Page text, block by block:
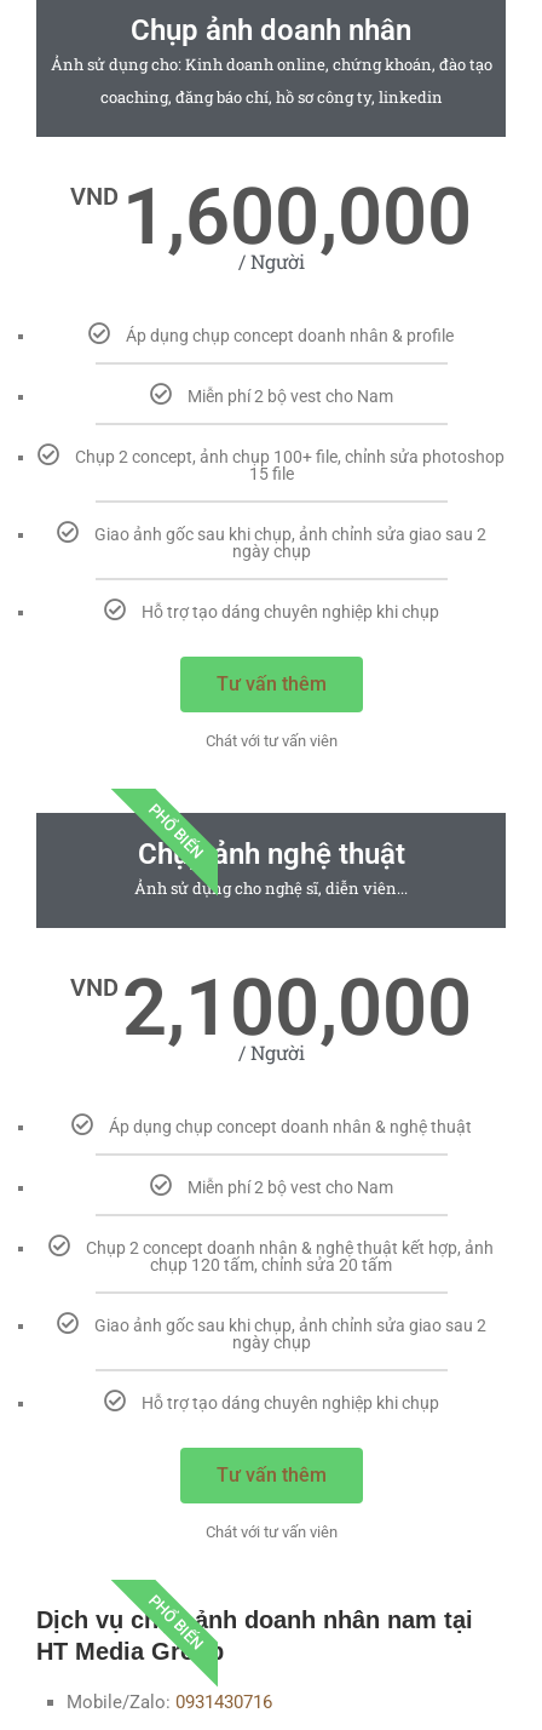
Chụp ảnh doanh nhân
Ảnh sử dụng cho: Kinh doanh online, chứng khoán, đào tạo
coaching, đăng báo chí, hồ sơ công ty, linkedin
VND 1,600,000
/ Người
Áp dụng chụp concept doanh nhân & profile
Miễn phí 2 bộ vest cho Nam
Chụp 2 concept, ảnh chụp 100+ file, chỉnh sửa photoshop
15 file
Giao ảnh gốc sau khi chụp, ảnh chỉnh sửa giao sau 2
ngày chụp
Hỗ trợ tạo dáng chuyên nghiệp khi chụp
Tư vấn thêm
Chát với tư vấn viên
PHỔ BIẾN
Chụp ảnh nghệ thuật
Ảnh sử dụng cho nghệ sĩ, diễn viên...
VND 2,100,000
/ Người
Áp dụng chụp concept doanh nhân & nghệ thuật
Miễn phí 2 bộ vest cho Nam
Chụp 2 concept doanh nhân & nghệ thuật kết hợp, ảnh
chụp 120 tấm, chỉnh sửa 20 tấm
Giao ảnh gốc sau khi chụp, ảnh chỉnh sửa giao sau 2
ngày chụp
Hỗ trợ tạo dáng chuyên nghiệp khi chụp
Tư vấn thêm
Chát với tư vấn viên
PHỔ BIẾN
Dịch vụ chụp ảnh doanh nhân nam tại
HT Media Group
Mobile/Zalo: 0931430716